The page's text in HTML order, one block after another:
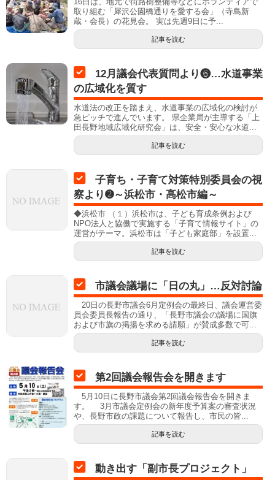
取り組む「犀沢公園橋通りを愛する会」（寺島新
蔵・会長）の花見会。 実は先週9日に予...
記事を読む
12月議会代表質問より❻…水道事業
の広域化を質す
水道法の改正を踏まえ、水道事業の広域化の検討が
急ピッチで進んでいます。 県企業局が主導する「上
田長野地域広域化研究会」は、安全・安心な水道...
記事を読む
子育ち・子育て対策特別委員会の視
察より➋～浜松市・高松市編～
◆浜松市 （１）浜松市は、子ども育成条例および
NPO法人と協働で実施する「子育て情報サイト」の
運営がテーマ。浜松市は「子ども家庭部」を設置...
記事を読む
市議会議場に「日の丸」…反対討論
20日の長野市議会6月定例会の最終日、議会運営委
員会委員長報告の通り、「長野市議会の議場に国旗
および市旗の掲揚を求める請願」が賛成多数で可...
記事を読む
第2回議会報告会を開きます
5月10日に長野市議会第2回議会報告会を開きま
す。 3月市議会定例会の新年度予算案の審査状況
や、長野市政の課題について報告し、市民の皆...
記事を読む
動き出す「副市長プロジェクト」